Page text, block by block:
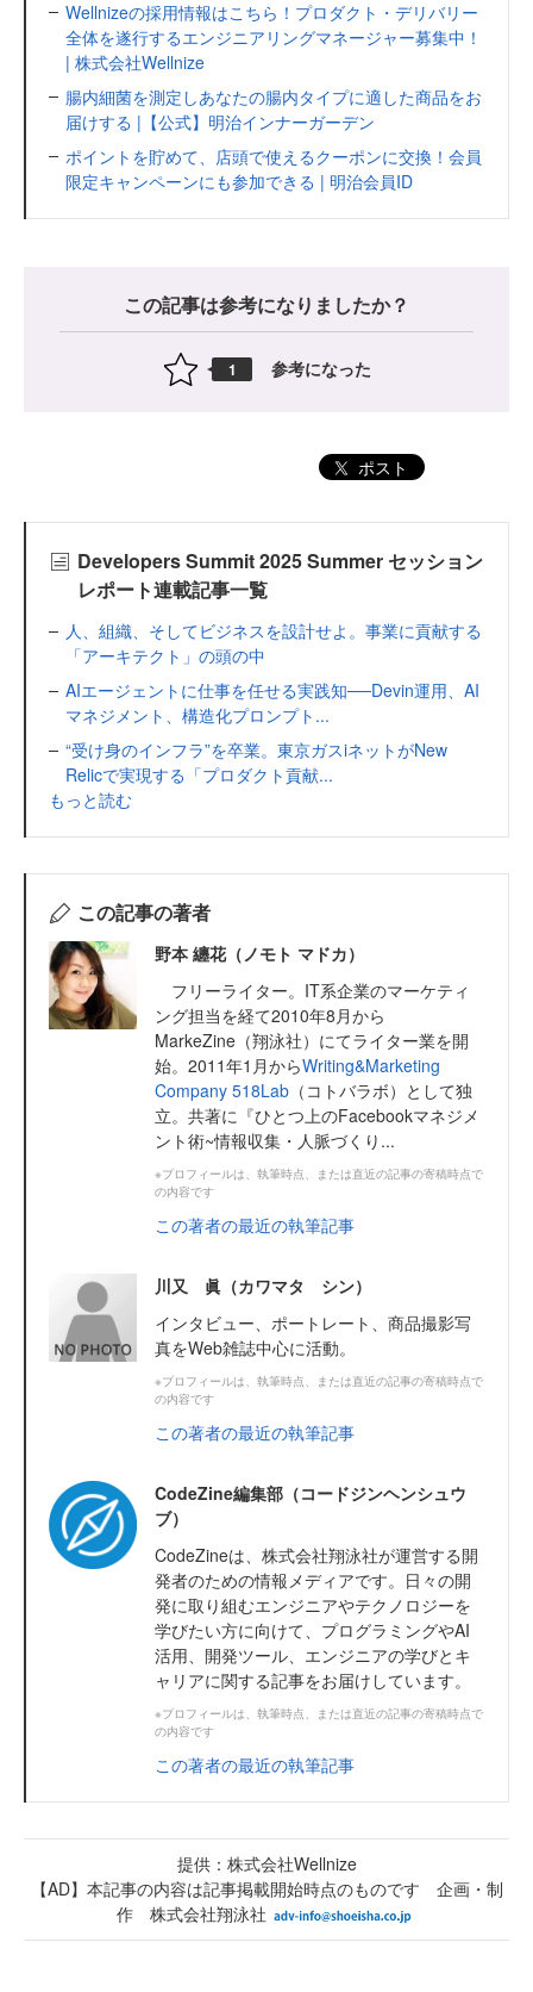
Wellnizeの採用情報はこちら！プロダクト・デリバリー
全体を遂行するエンジニアリングマネージャー募集中！
| 株式会社Wellnize
腸内細菌を測定しあなたの腸内タイプに適した商品をお
届けする |【公式】明治インナーガーデン
ポイントを貯めて、店頭で使えるクーポンに交換！会員
限定キャンペーンにも参加できる | 明治会員ID
この記事は参考になりましたか？
1 参考になった
ポスト
Developers Summit 2025 Summer セッション
レポート連載記事一覧
人、組織、そしてビジネスを設計せよ。事業に貢献する
「アーキテクト」の頭の中
AIエージェントに仕事を任せる実践知──Devin運用、AI
マネジメント、構造化プロンプト...
“受け身のインフラ”を卒業。東京ガスiネットがNew
Relicで実現する「プロダクト貢献...
もっと読む
この記事の著者
野本 纏花（ノモト マドカ）
フリーライター。IT系企業のマーケティ
ング担当を経て2010年8月から
MarkeZine（翔泳社）にてライター業を開
始。2011年1月からWriting&Marketing
Company 518Lab （コトバラボ）として独
立。共著に『ひとつ上のFacebookマネジメ
ント術~情報収集・人脈づくり...
※プロフィールは、執筆時点、または直近の記事の寄稿時点で
の内容です
この著者の最近の執筆記事
川又 眞（カワマタ シン）
インタビュー、ポートレート、商品撮影写
真をWeb雑誌中心に活動。
※プロフィールは、執筆時点、または直近の記事の寄稿時点で
の内容です
この著者の最近の執筆記事
CodeZine編集部（コードジンヘンシュウ
ブ）
CodeZineは、株式会社翔泳社が運営する開
発者のための情報メディアです。日々の開
発に取り組むエンジニアやテクノロジーを
学びたい方に向けて、プログラミングやAI
活用、開発ツール、エンジニアの学びとキ
ャリアに関する記事をお届けしています。
※プロフィールは、執筆時点、または直近の記事の寄稿時点で
の内容です
この著者の最近の執筆記事
提供：株式会社Wellnize
【AD】本記事の内容は記事掲載開始時点のものです 企画・制
作 株式会社翔泳社